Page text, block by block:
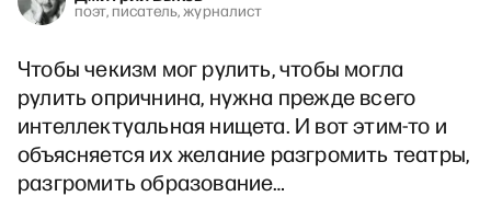
поэт, писатель, журналист
Чтобы чекизм мог рулить, чтобы могла
рулить опричнина, нужна прежде всего
интеллектуальная нищета. И вот этим-то и
объясняется их желание разгромить театры,
разгромить образование…